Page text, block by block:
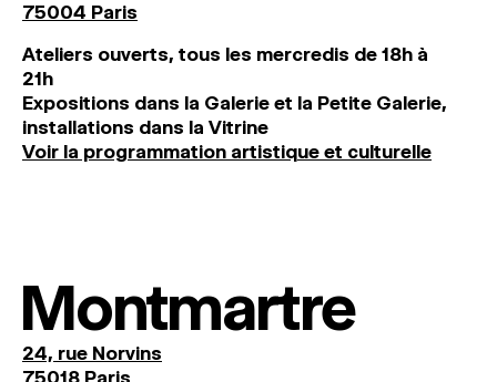
75004 Paris
Ateliers ouverts, tous les mercredis de 18h à
21h
Expositions dans la Galerie et la Petite Galerie,
installations dans la Vitrine
Voir la programmation artistique et culturelle
Montmartre
24, rue Norvins
75018 Paris